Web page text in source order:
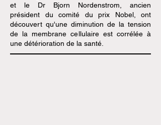
et le Dr Bjorn Nordenstrom, ancien
président du comité du prix Nobel, ont
découvert qu'une diminution de la tension
de la membrane cellulaire est corrélée à
une détérioration de la santé.​